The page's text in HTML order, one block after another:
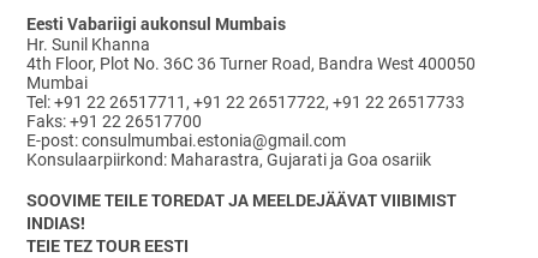
Eesti Vabariigi aukonsul Mumbais
Hr. Sunil Khanna
4th Floor, Plot No. 36C 36 Turner Road, Bandra West 400050
Mumbai
Tel: +91 22 26517711, +91 22 26517722, +91 22 26517733
Faks: +91 22 26517700
E-post: consulmumbai.estonia@gmail.com
Konsulaarpiirkond: Maharastra, Gujarati ja Goa osariik
SOOVIME TEILE TOREDAT JA MEELDEJÄÄVAT VIIBIMIST
INDIAS!
TEIE TEZ TOUR EESTI